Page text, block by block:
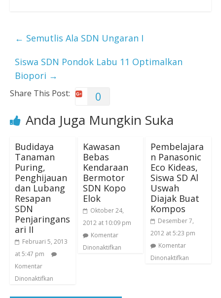
← Semutlis Ala SDN Ungaran I
Siswa SDN Pondok Labu 11 Optimalkan
Biopori →
Share This Post: 0
Anda Juga Mungkin Suka
Budidaya
Tanaman
Puring,
Penghijauan
dan Lubang
Resapan
SDN
Penjaringans
ari II
Februari 5, 2013
at 5:47 pm
Komentar
Dinonaktifkan
Kawasan
Bebas
Kendaraan
Bermotor
SDN Kopo
Elok
Oktober 24,
2012 at 10:09 pm
Komentar
Dinonaktifkan
Pembelajara
n Panasonic
Eco Kideas,
Siswa SD Al
Uswah
Diajak Buat
Kompos
Desember 7,
2012 at 5:23 pm
Komentar
Dinonaktifkan